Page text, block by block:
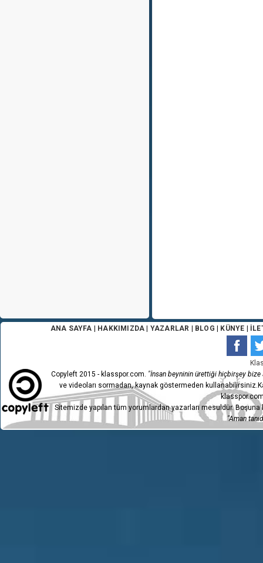
ANA SAYFA HAKKIMIZDA YAZARLAR BLOG KÜNYE
Copyleft 2015 - klasspor.com. "İnsan beyninin ürettiği hiçbirşey bize
ve videoları sormadan, kaynak göstermeden
Sitemizde yapılan tüm yorumlardan yazarları mesuldür.
"Aman